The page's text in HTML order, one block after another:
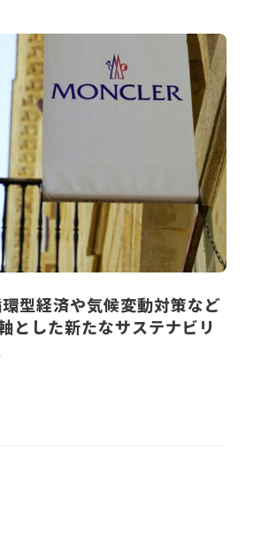
型経済や気候変動対策など
とした新たなサステナビリ